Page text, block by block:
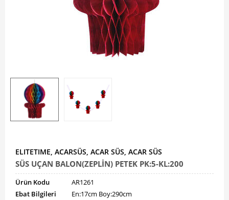
ELITETIME, ACARSÜS, ACAR SÜS, ACAR SÜS
SÜS UÇAN BALON(ZEPLİN) PETEK PK:5-KL:200
Ürün Kodu
AR1261
Ebat Bilgileri
En:17cm Boy:290cm